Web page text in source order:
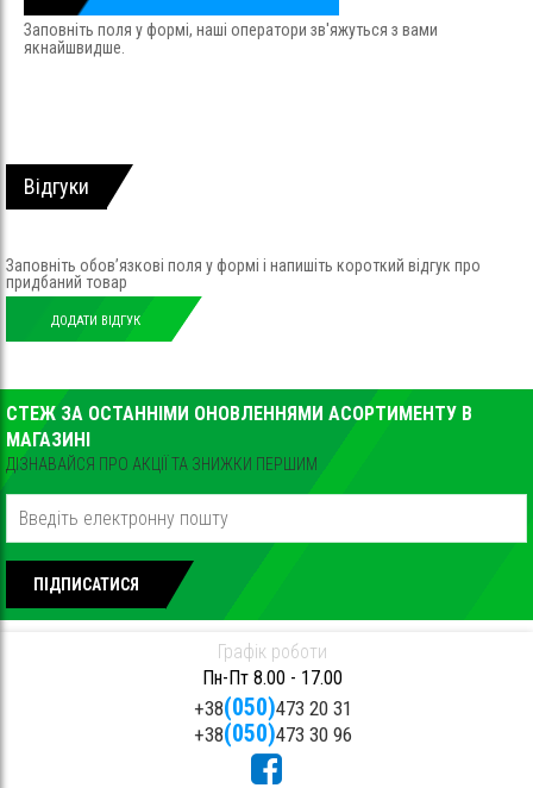
Заповніть поля у формі, наші оператори зв'яжуться з вами
якнайшвидше.
Відгуки
Заповніть обов’язкові поля у формі і напишіть короткий відгук про
придбаний товар
ДОДАТИ ВІДГУК
СТЕЖ ЗА ОСТАННІМИ ОНОВЛЕННЯМИ АСОРТИМЕНТУ В
МАГАЗИНІ
ДІЗНАВАЙСЯ ПРО АКЦІЇ ТА ЗНИЖКИ ПЕРШИМ
ПІДПИСАТИСЯ
Графік роботи
Пн-Пт 8.00 - 17.00
+38(050)473 20 31
+38(050)473 30 96